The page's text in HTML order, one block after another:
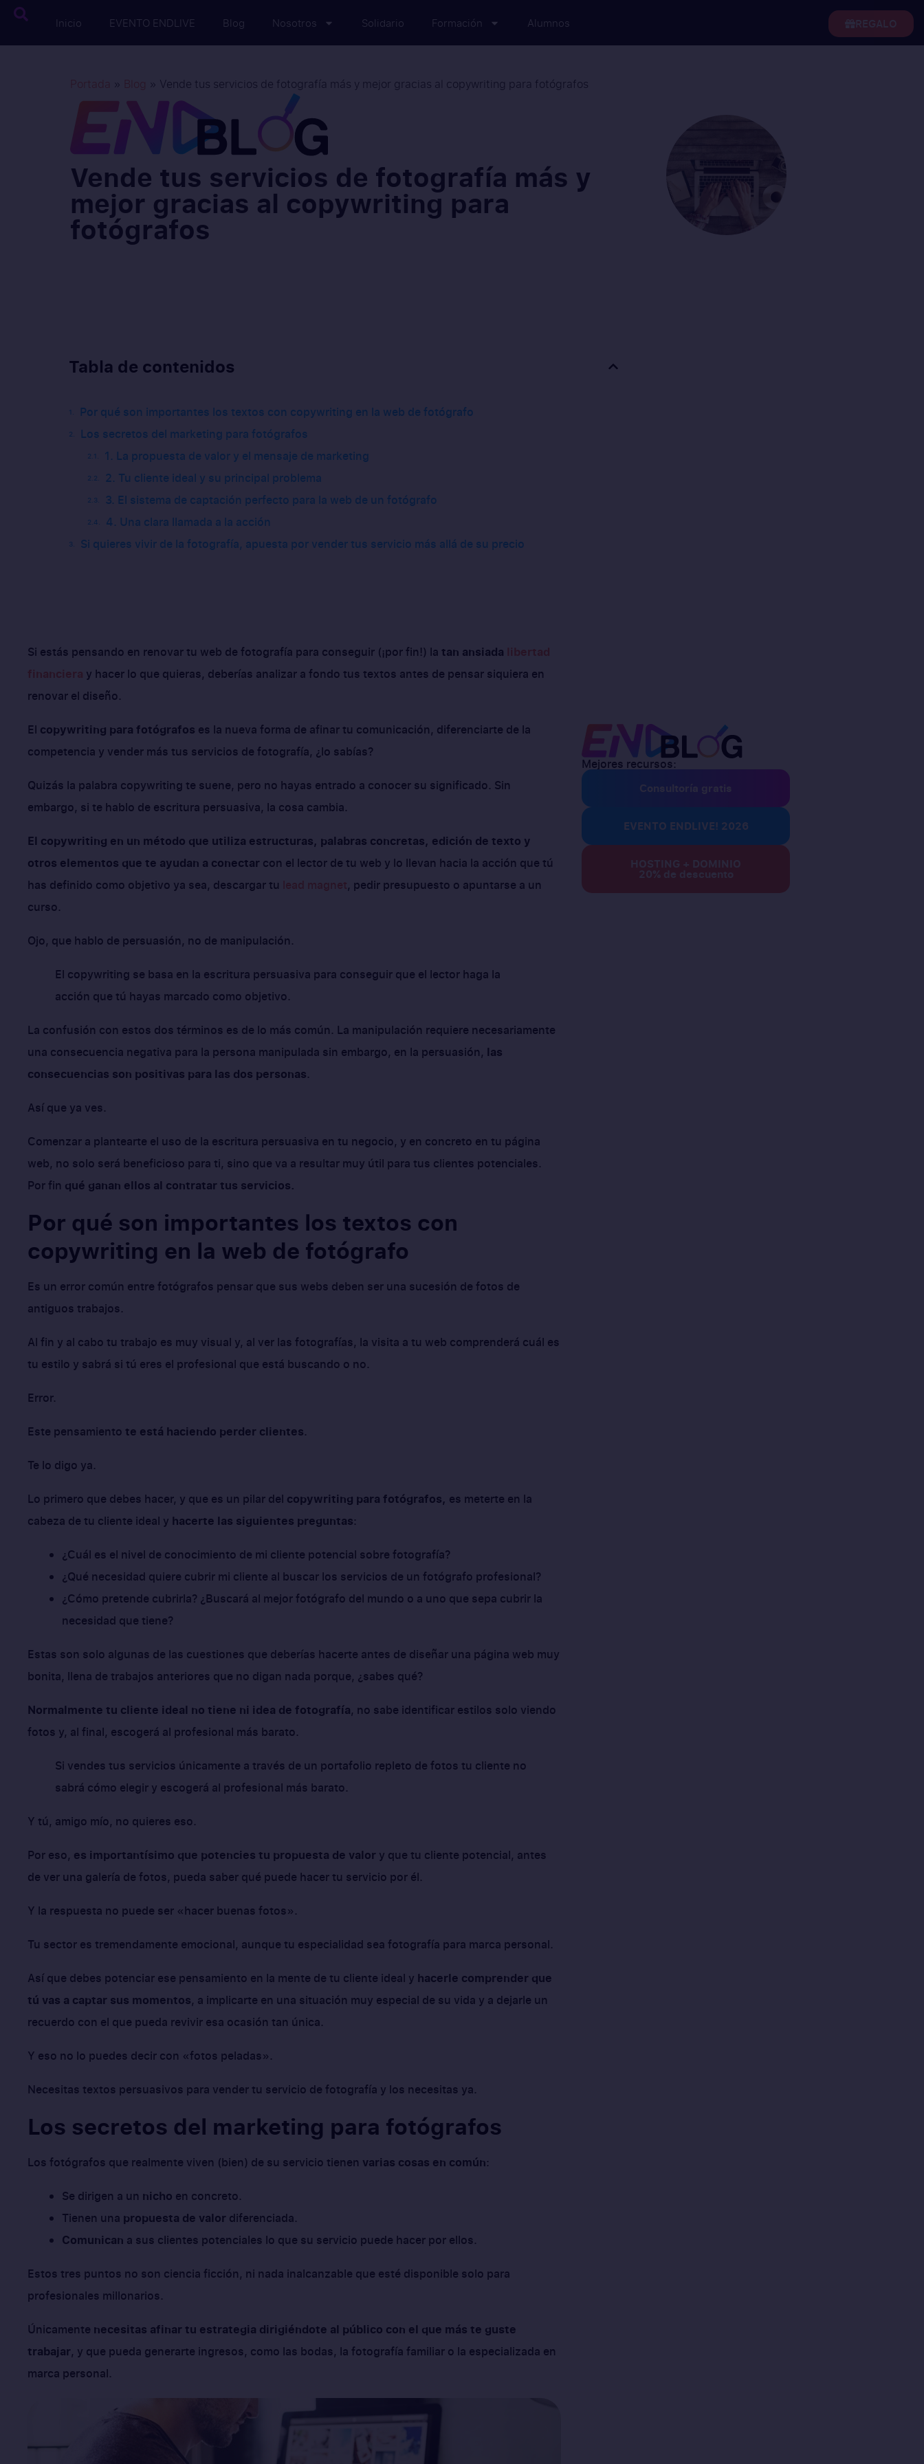
Inicio EVENTO ENDLIVE Blog Nosotros Solidario Formación Alumnos REGALO
Portada » Blog » Vende tus servicios de fotografía más y mejor gracias al copywriting para fotógrafos
Vende tus servicios de fotografía más y
mejor gracias al copywriting para
fotógrafos
Tabla de contenidos
Por qué son importantes los textos con copywriting en la web de fotógrafo
Los secretos del marketing para fotógrafos
1. La propuesta de valor y el mensaje de marketing
2. Tu cliente ideal y su principal problema
3. El sistema de captación perfecto para la web de un fotógrafo
4. Una clara llamada a la acción
Si quieres vivir de la fotografía, apuesta por vender tus servicio más allá de su precio
Si estás pensando en renovar tu web de fotografía para conseguir (¡por fin!) la tan ansiada libertad
financiera y hacer lo que quieras, deberías analizar a fondo tus textos antes de pensar siquiera en
renovar el diseño.
El copywriting para fotógrafos es la nueva forma de afinar tu comunicación, diferenciarte de la
competencia y vender más tus servicios de fotografía, ¿lo sabías?
Quizás la palabra copywriting te suene, pero no hayas entrado a conocer su significado. Sin
embargo, si te hablo de escritura persuasiva, la cosa cambia.
El copywriting en un método que utiliza estructuras, palabras concretas, edición de texto y
otros elementos que te ayudan a conectar con el lector de tu web y lo llevan hacia la acción que tú
has definido como objetivo ya sea, descargar tu lead magnet, pedir presupuesto o apuntarse a un
curso.
Ojo, que hablo de persuasión, no de manipulación.
El copywriting se basa en la escritura persuasiva para conseguir que el lector haga la
acción que tú hayas marcado como objetivo.
La confusión con estos dos términos es de lo más común. La manipulación requiere necesariamente
una consecuencia negativa para la persona manipulada sin embargo, en la persuasión, las
consecuencias son positivas para las dos personas.
Así que ya ves.
Comenzar a plantearte el uso de la escritura persuasiva en tu negocio, y en concreto en tu página
web, no solo será beneficioso para ti, sino que va a resultar muy útil para tus clientes potenciales.
Por fin qué ganan ellos al contratar tus servicios.
Por qué son importantes los textos con
copywriting en la web de fotógrafo
Es un error común entre fotógrafos pensar que sus webs deben ser una sucesión de fotos de
antiguos trabajos.
Al fin y al cabo tu trabajo es muy visual y, al ver las fotografías, la visita a tu web comprenderá cuál es
tu estilo y sabrá si tú eres el profesional que está buscando o no.
Error.
Este pensamiento te está haciendo perder clientes.
Te lo digo ya.
Lo primero que debes hacer, y que es un pilar del copywriting para fotógrafos, es meterte en la
cabeza de tu cliente ideal y hacerte las siguientes preguntas:
¿Cuál es el nivel de conocimiento de mi cliente potencial sobre fotografía?
¿Qué necesidad quiere cubrir mi cliente al buscar los servicios de un fotógrafo profesional?
¿Cómo pretende cubrirla? ¿Buscará al mejor fotógrafo del mundo o a uno que sepa cubrir la
necesidad que tiene?
Estas son solo algunas de las cuestiones que deberías hacerte antes de diseñar una página web muy
bonita, llena de trabajos anteriores que no digan nada porque, ¿sabes qué?
Normalmente tu cliente ideal no tiene ni idea de fotografía, no sabe identificar estilos solo viendo
fotos y, al final, escogerá al profesional más barato.
Si vendes tus servicios únicamente a través de un portafolio repleto de fotos tu cliente no
sabrá cómo elegir y escogerá al profesional más barato.
Y tú, amigo mío, no quieres eso.
Por eso, es importantísimo que potencies tu propuesta de valor y que tu cliente potencial, antes
de ver una galería de fotos, pueda saber qué puede hacer tu servicio por él.
Y la respuesta no puede ser «hacer buenas fotos».
Tu sector es tremendamente emocional, aunque tu especialidad sea fotografía para marca personal.
Así que debes potenciar ese pensamiento en la mente de tu cliente ideal y hacerle comprender que
tú vas a captar sus momentos, a implicarte en una situación muy especial de su vida y a dejarle un
recuerdo con el que pueda revivir esa ocasión tan única.
Y eso no lo puedes decir con «fotos peladas».
Necesitas textos persuasivos para vender tu servicio de fotografía y los necesitas ya.
Los secretos del marketing para fotógrafos
Los fotógrafos que realmente viven (bien) de su servicio tienen varias cosas en común:
Se dirigen a un nicho en concreto.
Tienen una propuesta de valor diferenciada.
Comunican a sus clientes potenciales lo que su servicio puede hacer por ellos.
Estos tres puntos no son ciencia ficción, ni nada inalcanzable que esté disponible solo para
profesionales millonarios.
Únicamente necesitas afinar tu estrategia dirigiéndote al público con el que más te guste
trabajar, y que pueda generarte ingresos, como las bodas, la fotografía familiar o la especializada en
marca personal.
Mejores recursos:
Consultoría gratis
EVENTO ENDLIVE! 2026
HOSTING + DOMINIO
20% de descuento